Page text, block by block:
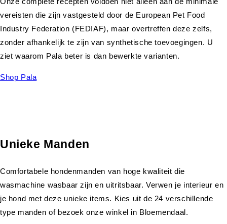
vereisten die zijn vastgesteld door de European Pet Food
Industry Federation (FEDIAF), maar overtreffen deze zelfs,
zonder afhankelijk te zijn van synthetische toevoegingen. U
ziet waarom Pala beter is dan bewerkte varianten.
Shop Pala
Unieke Manden
Comfortabele hondenmanden van hoge kwaliteit die
wasmachine wasbaar zijn en uitritsbaar. Verwen je interieur en
je hond met deze unieke items. Kies uit de 24 verschillende
type manden of bezoek onze winkel in Bloemendaal.